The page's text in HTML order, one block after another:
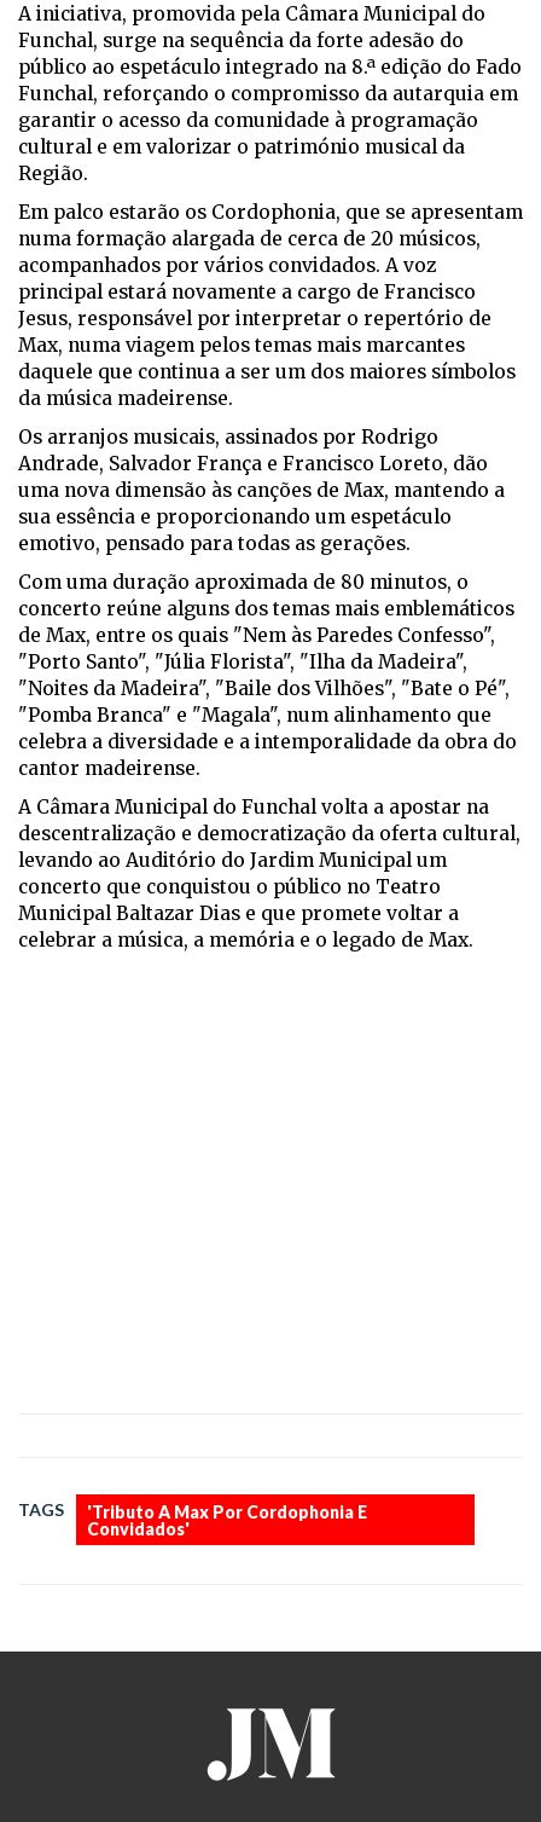
A iniciativa, promovida pela Câmara Municipal do
Funchal, surge na sequência da forte adesão do
público ao espetáculo integrado na 8.ª edição do Fado
Funchal, reforçando o compromisso da autarquia em
garantir o acesso da comunidade à programação
cultural e em valorizar o património musical da
Região.
Em palco estarão os Cordophonia, que se apresentam
numa formação alargada de cerca de 20 músicos,
acompanhados por vários convidados. A voz
principal estará novamente a cargo de Francisco
Jesus, responsável por interpretar o repertório de
Max, numa viagem pelos temas mais marcantes
daquele que continua a ser um dos maiores símbolos
da música madeirense.
Os arranjos musicais, assinados por Rodrigo
Andrade, Salvador França e Francisco Loreto, dão
uma nova dimensão às canções de Max, mantendo a
sua essência e proporcionando um espetáculo
emotivo, pensado para todas as gerações.
Com uma duração aproximada de 80 minutos, o
concerto reúne alguns dos temas mais emblemáticos
de Max, entre os quais "Nem às Paredes Confesso",
"Porto Santo", "Júlia Florista", "Ilha da Madeira",
"Noites da Madeira", "Baile dos Vilhões", "Bate o Pé",
"Pomba Branca" e "Magala", num alinhamento que
celebra a diversidade e a intemporalidade da obra do
cantor madeirense.
A Câmara Municipal do Funchal volta a apostar na
descentralização e democratização da oferta cultural,
levando ao Auditório do Jardim Municipal um
concerto que conquistou o público no Teatro
Municipal Baltazar Dias e que promete voltar a
celebrar a música, a memória e o legado de Max.
TAGS
'Tributo A Max Por Cordophonia E
Convidados'